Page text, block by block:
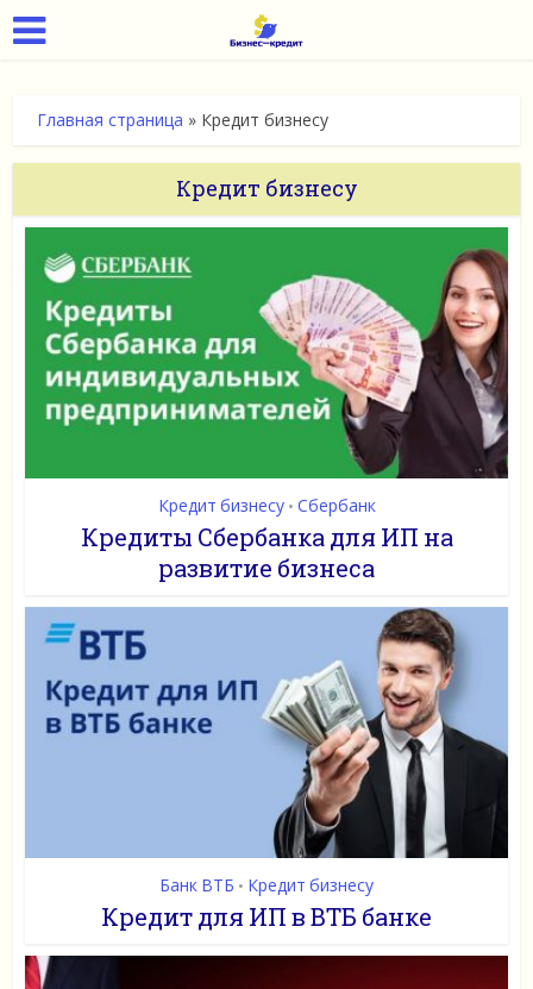
Главная страница » Кредит бизнесу
Кредит бизнесу
Кредит бизнесу • Сбербанк
Кредиты Сбербанка для ИП на
развитие бизнеса
Банк ВТБ • Кредит бизнесу
Кредит для ИП в ВТБ банке